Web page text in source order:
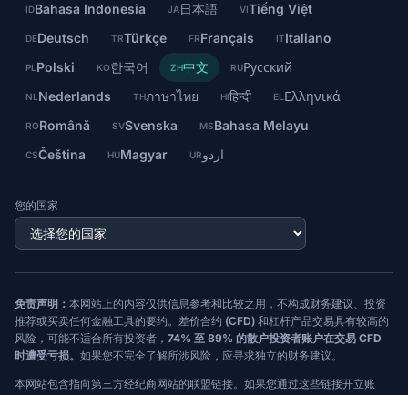
IDBahasa Indonesia JA日本語 VITiếng Việt
DEDeutsch TRTürkçe FRFrançais ITItaliano
PL Polski KO한국어 ZH中文 RUРусский
NL Nederlands THภาษาไทย HIहिन्दी EL Ελληνικά
RORomână SVSvenska MSBahasa Melayu
CSČeština HUMagyar URاردو
您的国家
免责声明： 本网站上的内容仅供信息参考和比较之用，不构成财务建议、投资
推荐或买卖任何金融工具的要约。差价合约 (CFD) 和杠杆产品交易具有较高的
风险，可能不适合所有投资者， 74% 至 89% 的散户投资者账户在交易 CFD
时遭受亏损。 如果您不完全了解所涉风险，应寻求独立的财务建议。
本网站包含指向第三方经纪商网站的联盟链接。如果您通过这些链接开立账